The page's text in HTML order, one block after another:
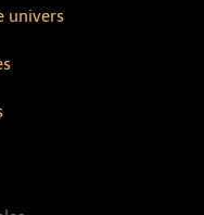
univers